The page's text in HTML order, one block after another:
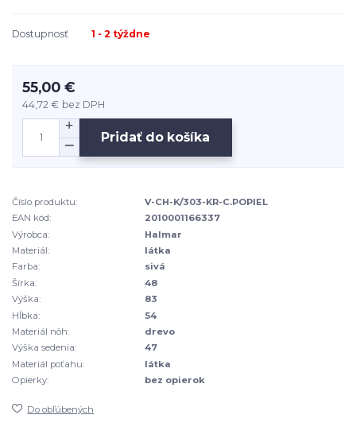
Dostupnosť 1 - 2 týždne
55,00 €
44,72 € bez DPH
Pridať do košíka
Číslo produktu:
V-CH-K/303-KR-C.POPIEL
EAN kód:
2010001166337
Výrobca:
Halmar
Materiál:
látka
Farba:
sivá
Šírka:
48
Výška:
83
Hĺbka:
54
Materiál nôh:
drevo
Výška sedenia:
47
Materiál poťahu:
látka
Opierky:
bez opierok
Do obľúbených